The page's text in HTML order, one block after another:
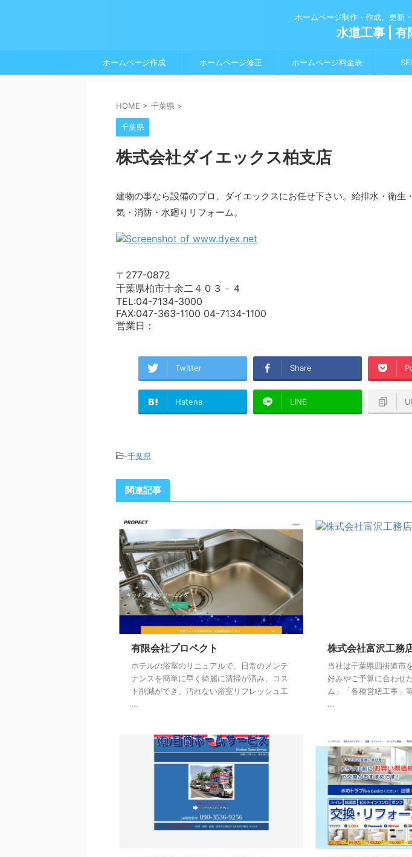
ホームページ制作・作成、更新
水道工事 |
ホームページ作成 ホームページ修正 ホームページ料金表
HOME > 千葉県 >
千葉県
株式会社ダイエックス柏支店
建物の事なら設備のプロ、ダイエックスにお任せ下さい。給排水・衛生
気・消防・水廻りリフォーム。
〒277-0872
千葉県柏市十余二４０３－４
TEL:04-7134-3000
FAX:047-363-1100 04-7134-1100
営業日：
Twitter Share
Hatena LINE
-千葉県
関連記事
有限会社プロペクト
ホテルの浴室のリニュアルで、日常のメンテ
ナンスを簡単に早く綺麗に清掃が済み、コス
ト削減ができ、汚れない浴室リフレッシュ工
...
株式会社富沢工務
当社は千葉県四街道市
好みやご予算に合わせ
ム」「各種営繕工事」
...